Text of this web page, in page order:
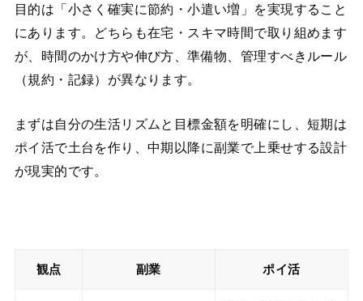
目的は「小さく確実に節約・小遣い増」を実現すること
にあります。どちらも在宅・スキマ時間で取り組めます
が、時間のかけ方や伸び方、準備物、管理すべきルール
（規約・記録）が異なります。
まずは自分の生活リズムと目標金額を明確にし、短期は
ポイ活で土台を作り、中期以降に副業で上乗せする設計
が現実的です。
観点 副業 ポイ活